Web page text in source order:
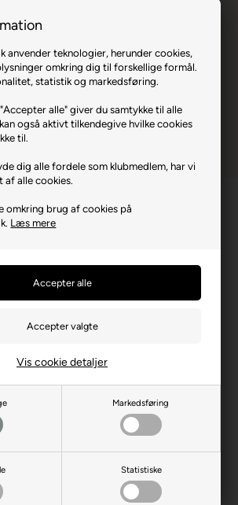
anvender teknologier, herunder cookies,
omkring dig til forskellige formål.
statistik og markedsføring.
alle" giver du samtykke til alle
også aktivt tilkendegive hvilke cookies
til.
dig alle fordele som klubmedlem, har vi
af alle cookies.
omkring brug af cookies på
Læs mere
Markedsføring
Statistiske
Vis cookie detaljer
Kit er den ideelle løsning til dig, der allerede
(købt før marts 2026) og ønsker at